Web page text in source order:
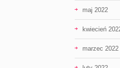
maj 2022
kwiecień
marzec 2022